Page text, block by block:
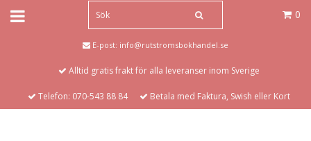
0
E-post: info@rutstromsbokhandel.se
Alltid gratis frakt för alla leveranser inom Sverige
Telefon: 070-543 88 84 Betala med Faktura, Swish eller Kort